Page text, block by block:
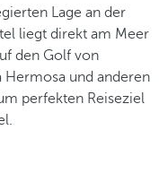
Lage an der
liegt direkt am Meer
den Golf von
Hermosa und anderen
perfekten Reiseziel